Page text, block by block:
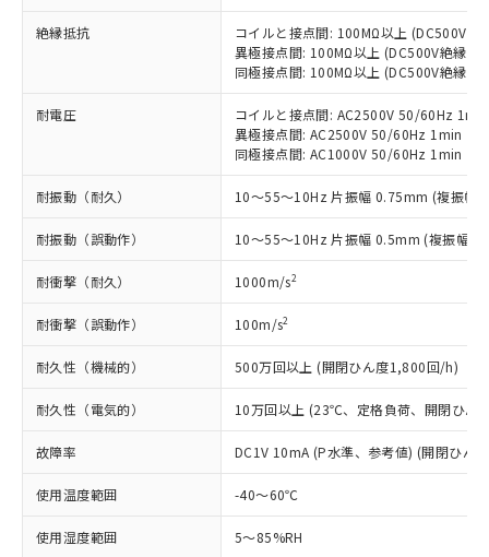
絶縁抵抗
コイルと接点間: 100MΩ以上 (DC500V絶
異極接点間: 100MΩ以上 (DC500V絶縁抵
同極接点間: 100MΩ以上 (DC500V絶縁抵
耐電圧
コイルと接点間: AC2500V 50/60Hz 1min
異極接点間: AC2500V 50/60Hz 1min
同極接点間: AC1000V 50/60Hz 1min
耐振動（耐久） 10～55～10Hz 片振幅 0.75mm (複振幅
耐振動（誤動作） 10～55～10Hz 片振幅 0.5mm (複振幅
耐衝撃（耐久） 1000m/s2
耐衝撃（誤動作） 100m/s2
耐久性（機械的） 500万回以上 (開閉ひん度1,800回/h)
耐久性（電気的） 10万回以上 (23℃、定格負荷、開閉ひん
故障率 DC1V 10mA (P水準、参考値) (開閉ひん
使用温度範囲 -40～60℃
使用湿度範囲 5～85%RH
本サービスの対象外となる商品もある
ことをご了承ください。
在庫状況および標準価格照会結果は、
記載している更新日時点での社内デー
タに基づき作成されるものであり、閲
覧された時点での実際の在庫および標
準価格とは異なる場合があることをご
正式な納期状況および標準価格はお客
様のお取引先、またはお客様担当のオ
ムロン制御機器販売店・当社販売員に
ご相談ください。
オムロン制御機器販売店や当社販売拠
点は「
販売ネットワーク
在庫状況および標準価格結果を当社の
事前の承諾なく第三者に漏洩または開
示しないようお願いします。
マイパーツ機能（部品リスト作成サー
ビス）をご利用いただくには、I-Web
お客様が当ウェブサイト上で当社にご
仕入先様の事情により、非含有部品として
いたものが、含有品と判明した場合などや
むを得ず変更することがあります。
鉛(Pb) 1000ppm以下、 水銀(Hg) 1000ppm以下、 カド
ミウム(Cd) 100ppm以下、
六価クロム(Cr(Ⅵ)) 1000ppm以下、ポリ臭化ビフェニル
ル) (DEHP)(別名：DOP) 1000ppm以下、フタル酸ブチ
ルベンジル（BBP） 1000ppm以下、フタル酸ジブチル
（DBP） 1000ppm以下、フタル酸ジイソブチル
(DIBP) 1000ppm以下
適用除外項目は除く。
フタル酸エステル類の４物質については閾値を超える意
図的な使用がないことを確認しています。
※2 対応予定月
部品在庫の切り替え状況などにより、予定
月が前後することがあります。
※3 非含有証明書ダウンロード
「×」：最大均質材料含有率が中国RoHSの
基準値を超えていることを示します。
「－」：未確認です。当社販売部門へお問
*中国RoHS10物質の基準値 (GB/T26572)：
Pb(鉛) :1000ppm、 Hg(水銀) : 1000ppm、 Cd(カドミウ
Cr(Ⅵ)(六価クロム) : 1000ppm、 PBBs(ポリ臭化ビフェ
ニル類) : 1000ppm、 PBDEs(ポリ臭化ジフェニルエーテ
ル類) : 1000ppm、
DBP(フタル酸ジブチル) : 1000ppm、 DIBP(フタル酸ジ
イソブチル) : 1000ppm、 BBP(フタル酸ブチルベンジ
DEHP(フタル酸ビス(2-エチルヘキシル)) : 1000ppm
※2 環境保護使用期限
「ｅ」：有害物質（10物質）のすべてが基
準値以下であることを示します。
「10」：通常の使用状況下において有害物
質が外部に漏えいし、環境に深刻な影響を
及ぼさない年数を意味します。
「－」：未確認です。当社販売部門へお問
い合わせください。
当社は、これら貴社製品のうち、外国
為替および外国貿易法に定める商品
（以下｢規制貨物等」という）を輸出
または国外への提供する場合は、日本
国政府の輸出許可(または役務取引許
可)を取得するなどの必要な手続きを
当社は規制貨物を破棄する場合は、完
全に破砕するなど、違法に輸出されな
いよう必要な手段を講じます。
当社は貴社製品を、核兵器、ミサイ
ル、化学兵器、生物兵器またはその他
武器並びにこれらの製造装置等に一切
使用いたしません。
当社は、貴社製品を第三者に販売する
場合は、上記1、2および3の内容を当
該第三者に通知します。また当社は、
販売先および販売に係わる関係者が違
法に輸出するおそれがある場合は、取
り引きをいたしません。
○ 一定数以上の在庫あり
△ 一定数には満たないが在庫あり
－
在庫なし(最新の在庫状況につ
いては、お客様のお取引先、ま
たはお客様担当のオムロン制御
機器販売店・当社販売員にご確
認ください)
情報を公開していない機種